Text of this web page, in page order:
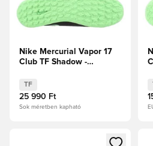
Nike Mercurial Vapor 17
Club TF Shadow -
TF
25 990 Ft
Sok méretben kapható
Megnyit egy modált a